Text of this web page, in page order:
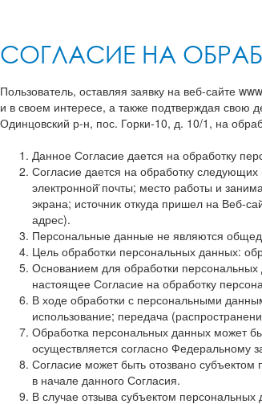
СОГЛАСИЕ НА
Пользователь, оставляя заявку на веб-сайте
и в своем интересе, а также подтверждая свою
Одинцовский р-н, пос. Горки-10, д. 10/1, на
Данное Согласие дается на обработку
Согласие дается на обработку
электронной̆ почты; место работы и
экрана; источник откуда пришел на Веб-
адрес).
Персональные данные не являются
Цель обработки персональных данных:
Основанием для обработки
настоящее Согласие на обработку
В ходе обработки с персональными
использование; передача
Обработка персональных данных может
осуществляется согласно Федеральному
Согласие может быть отозвано
в начале данного Согласия.
В случае отзыва субъектом